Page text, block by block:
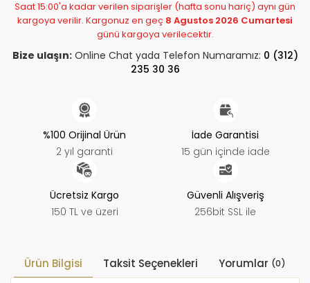
Saat 15:00'a kadar verilen siparişler (hafta sonu hariç) aynı gün
kargoya verilir. Kargonuz en geç 8 Agustos 2026 Cumartesi
günü kargoya verilecektir.
Bize ulaşın:Online Chat yada Telefon Numaramız: 0 (312)
235 30 36
%100 Orijinal Ürün
2 yıl garanti
İade Garantisi
15 gün içinde iade
Ücretsiz Kargo
150 TL ve üzeri
Güvenli Alışveriş
256bit SSL ile
Ürün Bilgisi Taksit Seçenekleri Yorumlar (0)